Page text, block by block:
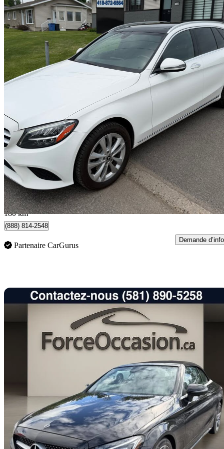
2020 Mercedes-Benz C-Class
C 300 Wagon 4MATIC92 000 km
22 990 $ Affaire
403 $/mois env.
L'Ancienne-Lorette, QC
180 km
(888) 814-2548
Partenaire CarGurus
Demande d’info
2018 Mercedes-Benz C-Class